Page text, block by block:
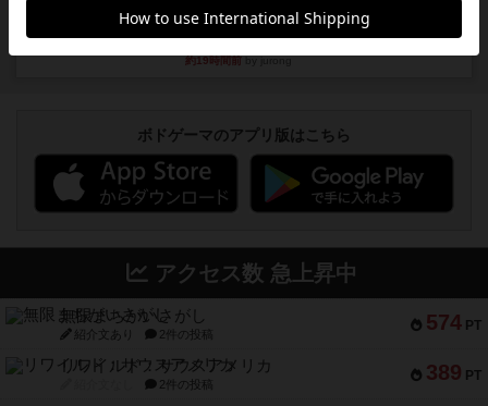
目的あなたの店先に農産物の木箱を戦略的に積み
重ねて在庫を最大化し、競合...
約19時間前
ボドゲーマのアプリ版はこちら
アクセス数 急上昇中
574 PT
無限まちがいさがし
紹介文あり 2件の投稿
389 PT
リワイルド：サウスアメリカ
2件の投稿